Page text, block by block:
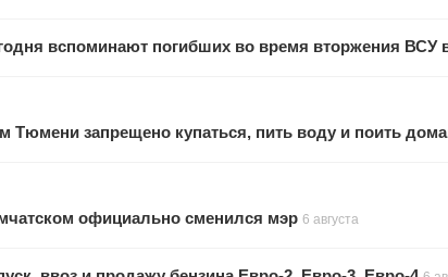
вспоминают погибших во время вторжения ВСУ
Тюмени запрещено купаться, пить воду и поить
официально сменился мэр 6 августа